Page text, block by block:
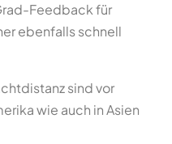
Feedback für
ebenfalls schnell
sind vor
wie auch in Asien